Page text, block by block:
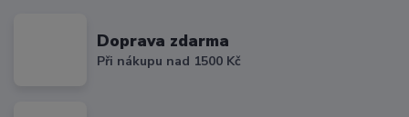
Doprava zdarma
Při nákupu nad 1500 Kč